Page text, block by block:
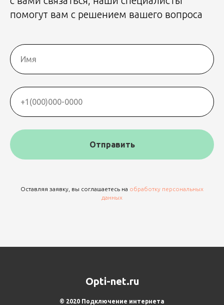
помогут вам с решением вашего вопроса
Отправить
Оставляя заявку, вы соглашаетесь на обработку персональных
данных
Opti-net.ru
© 2020 Подключение интернета